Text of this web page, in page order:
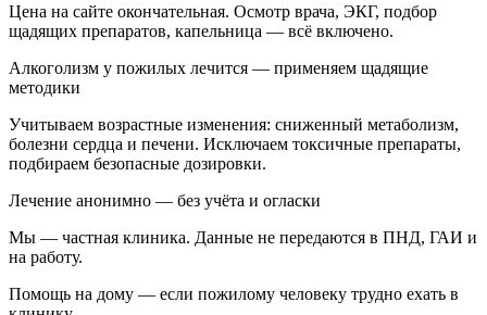
Цена на сайте окончательная. Осмотр врача, ЭКГ, подбор
щадящих препаратов, капельница — всё включено.
Алкоголизм у пожилых лечится — применяем щадящие
методики
Учитываем возрастные изменения: сниженный метаболизм,
болезни сердца и печени. Исключаем токсичные препараты,
подбираем безопасные дозировки.
Лечение анонимно — без учёта и огласки
Мы — частная клиника. Данные не передаются в ПНД, ГАИ и
на работу.
Помощь на дому — если пожилому человеку трудно ехать в